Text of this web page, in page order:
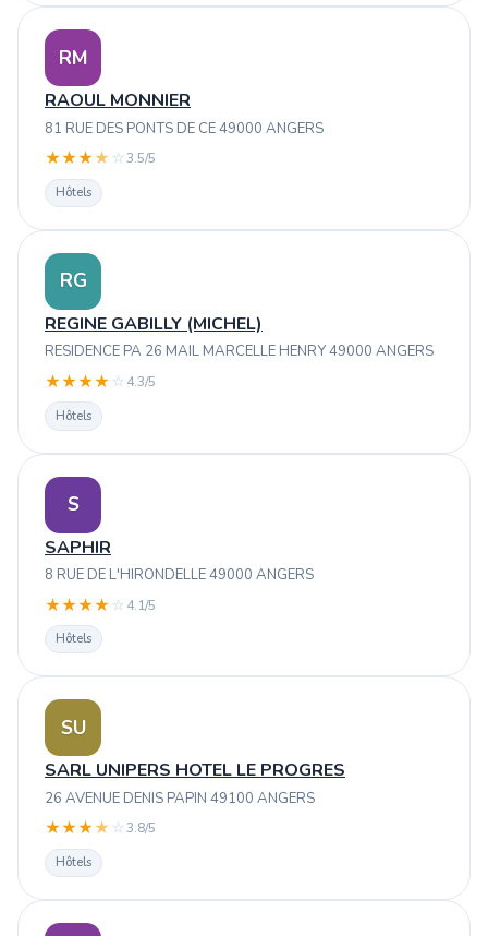
RM
RAOUL MONNIER
81 RUE DES PONTS DE CE 49000 ANGERS
★★★★ ☆3.5/5
Hôtels
RG
REGINE GABILLY (MICHEL)
RESIDENCE PA 26 MAIL MARCELLE HENRY 49000 ANGERS
★★★★ ☆ 4.3/5
Hôtels
S
SAPHIR
8 RUE DE L'HIRONDELLE 49000 ANGERS
★★★★ ☆ 4.1/5
Hôtels
SU
SARL UNIPERS HOTEL LE PROGRES
26 AVENUE DENIS PAPIN 49100 ANGERS
★★★★ ☆3.8/5
Hôtels